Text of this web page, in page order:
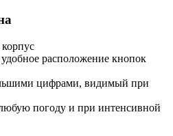
расположение кнопок
цифрами, видимый при
погоду и при интенсивной